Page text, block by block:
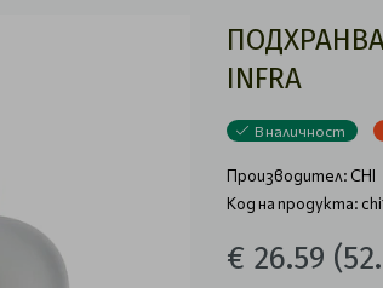
INFRA
В наличност
Производител: CHI
Код на продукта:
€ 26.59